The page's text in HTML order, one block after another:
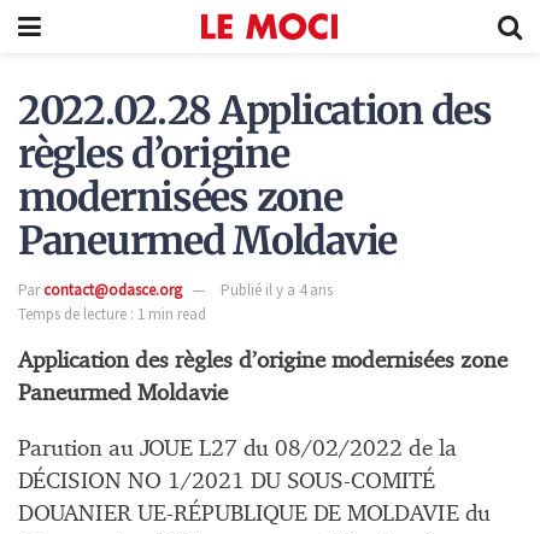
2022.02.28 Application des
règles d’origine
modernisées zone
Paneurmed Moldavie
Parcontact@odasce.org
Publié il y a 4 ans
Temps de lecture : 1 min read
Application des règles d’origine modernisées zone
Paneurmed Moldavie
Parution au JOUE L27 du 08/02/2022 de la
DÉCISION NO 1/2021 DU SOUS-COMITÉ
DOUANIER UE-RÉPUBLIQUE DE MOLDAVIE du